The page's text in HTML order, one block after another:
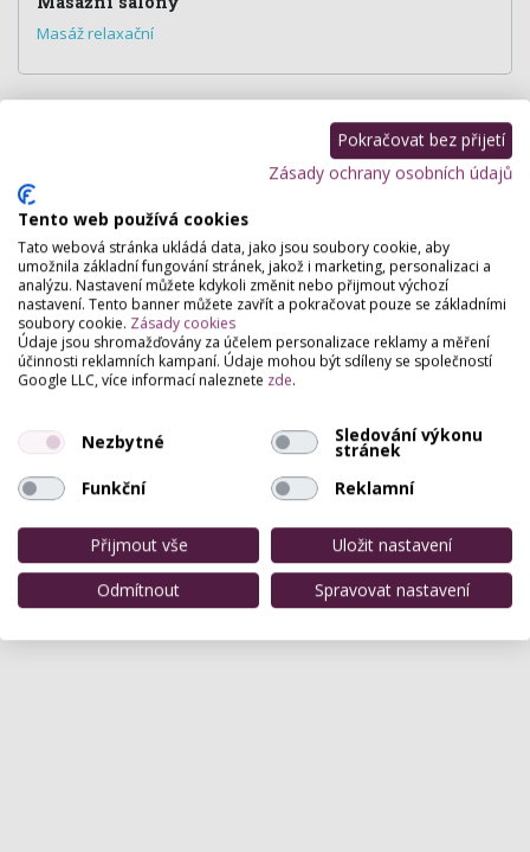
Masáž relaxační
Zatím zde není žádné hodnocení.
Pokračovat bez přijetí
Zásady ochrany osobních údajů
Tento web používá cookies
Tato webová stránka ukládá data, jako jsou soubory cookie, aby
umožnila základní fungování stránek, jakož i marketing, personalizaci a
analýzu. Nastavení můžete kdykoli změnit nebo přijmout výchozí
nastavení. Tento banner můžete zavřít a pokračovat pouze se základními
soubory cookie. Zásady cookies
Údaje jsou shromažďovány za účelem personalizace reklamy a měření
účinnosti reklamních kampaní. Údaje mohou být sdíleny se společností
Google LLC, více informací naleznete zde.
Nezbytné Sledování výkonu
stránek
Funkční
Reklamní
Přijmout vše
Uložit nastavení
Odmítnout
Spravovat nastavení